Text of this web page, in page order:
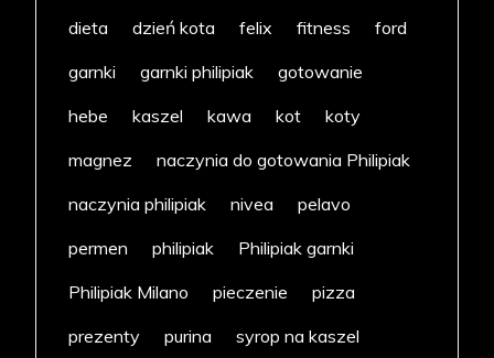
dieta
dzień kota felix fitness
ford
garnki
garnki philipiak
gotowanie
hebe
kaszel kawa kot
koty
magnez
naczynia do gotowania Philipiak
naczynia philipiak
nivea
pelavo
permen
philipiak
Philipiak garnki
Philipiak Milano
pieczenie
pizza
prezenty
purina
syrop na kaszel